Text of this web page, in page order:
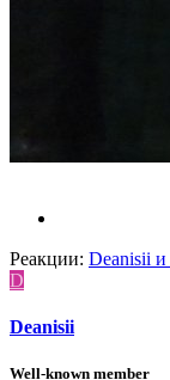
Реакции: Deanisii и
D
Deanisii
Well-known member